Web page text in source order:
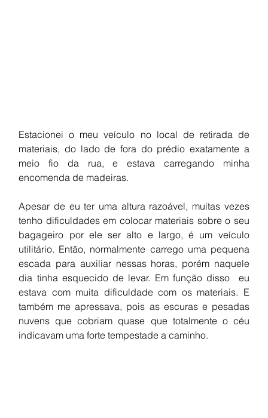
Estacionei o meu veículo no local de retirada de
materiais, do lado de fora do prédio exatamente a
meio fio da rua, e estava carregando minha
encomenda de madeiras.
Apesar de eu ter uma altura razoável, muitas vezes
tenho dificuldades em colocar materiais sobre o seu
bagageiro por ele ser alto e largo, é um veículo
utilitário. Então, normalmente carrego uma pequena
escada para auxiliar nessas horas, porém naquele
dia tinha esquecido de levar. Em função disso  eu
estava com muita dificuldade com os materiais. E
também me apressava, pois as escuras e pesadas
nuvens que cobriam quase que totalmente o céu
indicavam uma forte tempestade a caminho.